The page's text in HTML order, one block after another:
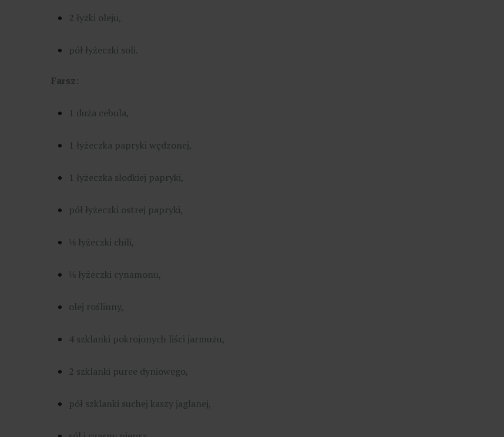
2 łyżki oleju,
pół łyżeczki soli.
Farsz:
1 duża cebula,
1 łyżeczka papryki wędzonej,
1 łyżeczka słodkiej papryki,
pół łyżeczki ostrej papryki,
⅛ łyżeczki chili,
⅛ łyżeczki cynamonu,
olej roślinny,
4 szklanki pokrojonych liści jarmużu,
2 szklanki puree dyniowego,
pół szklanki suchej kaszy jaglanej,